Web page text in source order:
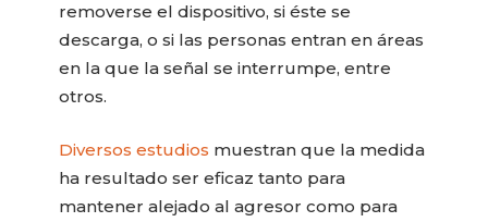
removerse el dispositivo, si éste se
descarga, o si las personas entran en áreas
en la que la señal se interrumpe, entre
otros.
Diversos estudios muestran que la medida
ha resultado ser eficaz tanto para
mantener alejado al agresor como para